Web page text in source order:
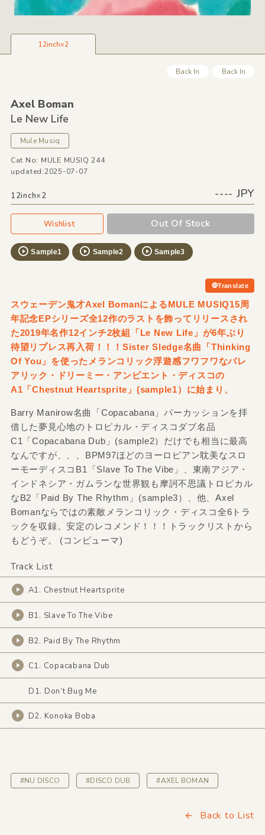
12inch×2
Back In Back In
Axel Boman
Le New Life
Mule Musiq
Cat No: MULE MUSIQ 244
updated:2025-07-07
12inch×2 ---- JPY
Wishlist Out Of Stock
Sample1 Sample2 Sample3
Translate
スウェーデン鬼才Axel BomanによるMULE MUSIQ15周
年記念EPシリーズ全12作のラストを飾ってリリースされ
た2019年名作12インチ2枚組「Le New Life」が6年ぶり
待望リプレス再入荷！！！Sister Sledge名曲「Thinking
Of You」を使ったメランコリック浮遊感フワフワなバレ
アリック・ドリーミー・アンビエント・ディスコの
A1「Chestnut Heartsprite」 (sample1）に始まり、
Barry Manirow名曲「Copacabana」パーカッションを拝
借した夢見心地のトロピカル・ディスコダブ名品
C1「Copacabana Dub」(sample2）だけでも相当に最高
なんですが、、、BPM97ほどのヨーロピアン耽美なスロ
ーモーディスコB1「Slave To The Vibe」、東南アジア・
インドネシア・ガムランな世界観も摩訶不思議トロピカル
なB2「Paid By The Rhythm」(sample3）、他、Axel
Bomanならではの素敵メランコリック・ディスコ全6トラ
ックを収録。安定のレコメンド！！！トラックリストから
もどうぞ。 (コンピューマ)
Track List
A1. Chestnut Heartsprite
B1. Slave To The Vibe
B2. Paid By The Rhythm
C1. Copacabana Dub
D1. Don’t Bug Me
D2. Konoka Boba
#NU DISCO #DISCO DUB #AXEL BOMAN
Back to List